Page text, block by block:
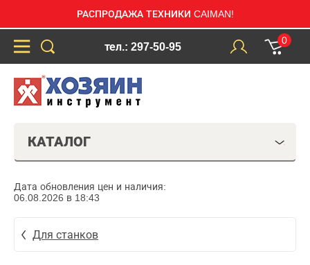
РАСПРОДАЖА ТЕХНИКИ CAIMAN!
тел.: 297-50-95
0
КАТАЛОГ
Дата обновления цен и наличия:
06.08.2026 в 18:43
Для станков